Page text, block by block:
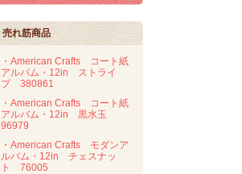
売れ筋商品
・American Crafts コート紙
アルバム・12in ストライ
プ 380861
・American Crafts コート紙
アルバム・12in 黒水玉
96979
・American Crafts モダンア
ルバム・12in チェスナッ
ト 76005